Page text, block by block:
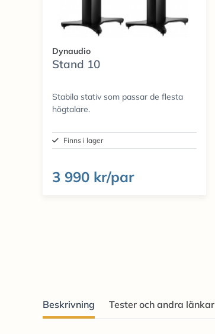
Dynaudio
Stand 10
Stabila stativ som passar de flesta
högtalare.
Finns i lager
3 990 kr/par
Beskrivning Tester och andra länkar